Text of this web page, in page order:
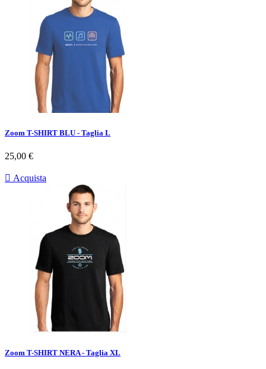
Zoom T-SHIRT BLU - Taglia L
Prezzo
25,00 €
 Acquista
Zoom T-SHIRT NERA - Taglia XL